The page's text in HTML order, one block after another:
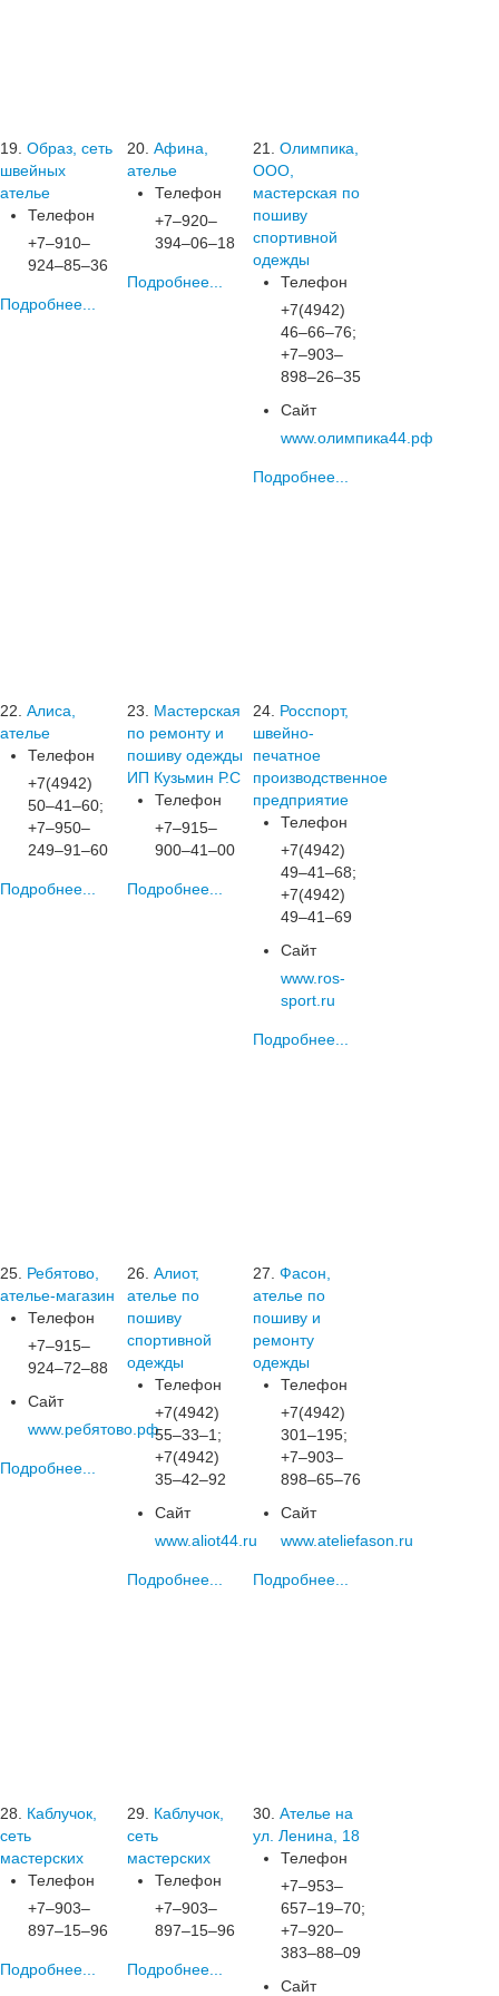
19. Образ, сеть
швейных
ателье
Телефон
+7‒910‒
924‒85‒36
Подробнее...
20. Афина,
ателье
Телефон
+7‒920‒
394‒06‒18
Подробнее...
21.
Олимпика,
ООО,
мастерская по
пошиву
спортивной
одежды
Телефон
+7(4942)
46‒66‒76;
+7‒903‒
898‒26‒35
Сайт
www.олимпика44.рф
Подробнее...
22. Алиса,
ателье
Телефон
+7(4942)
50‒41‒60;
+7‒950‒
249‒91‒60
Подробнее...
23.
Мастерская
по ремонту и
пошиву одежды
ИП Кузьмин Р.С
Телефон
+7‒915‒
900‒41‒00
Подробнее...
24. Росспорт,
швейно-
печатное
производственное
предприятие
Телефон
+7(4942)
49‒41‒68;
+7(4942)
49‒41‒69
Сайт
www.ros-
sport.ru
Подробнее...
25. Ребятово,
ателье-магазин
Телефон
+7‒915‒
924‒72‒88
Сайт
www.ребятово.рф
Подробнее...
26. Алиот,
ателье по
пошиву
спортивной
одежды
Телефон
+7(4942)
55‒33‒1;
+7(4942)
35‒42‒92
Сайт
www.aliot44.ru
Подробнее...
27. Фасон,
ателье по
пошиву и
ремонту
одежды
Телефон
+7(4942)
301‒195;
+7‒903‒
898‒65‒76
Сайт
www.ateliefason.ru
Подробнее...
28.
Каблучок,
сеть
мастерских
Телефон
+7‒903‒
897‒15‒96
Подробнее...
29.
Каблучок,
сеть
мастерских
Телефон
+7‒903‒
897‒15‒96
Подробнее...
30. Ателье на
ул. Ленина, 18
Телефон
+7‒953‒
657‒19‒70;
+7‒920‒
383‒88‒09
Сайт